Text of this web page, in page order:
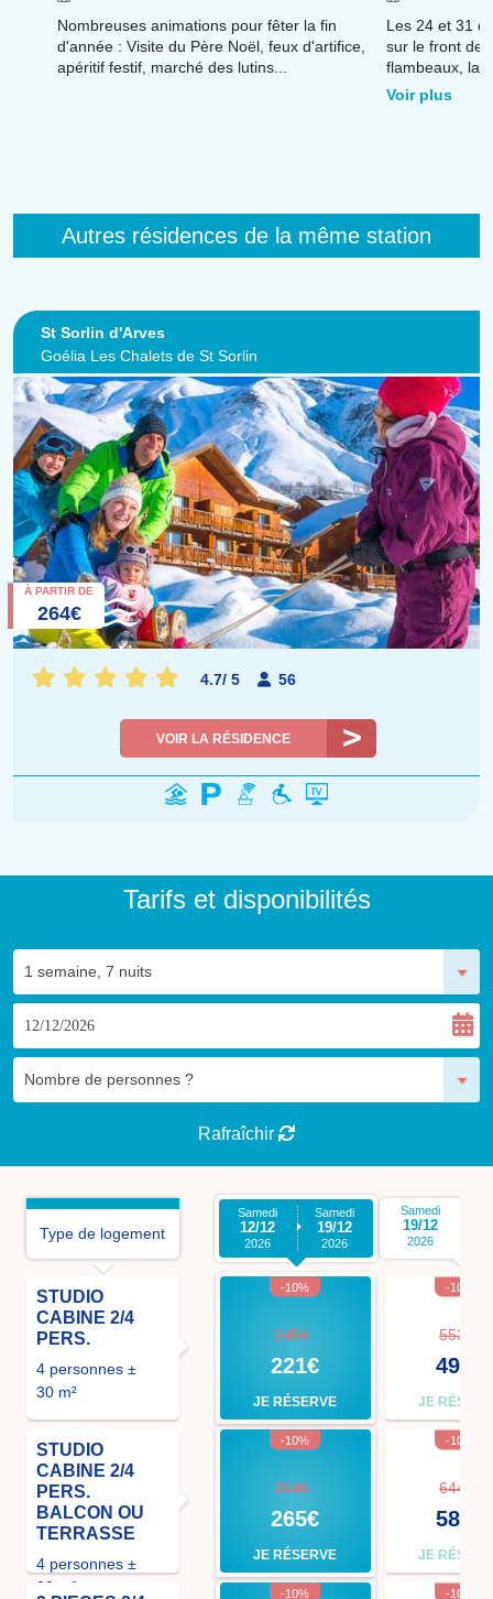
Nombreuses animations pour fêter la fin
d'année : Visite du Père Noël, feux d'artifice,
apéritif festif, marché des lutins...
Les 24 et 31
sur le front de
flambeaux, la
superbe feu
Voir plus
Autres résidences de la même station
St Sorlin d'Arves
Goélia Les Chalets de St Sorlin
À PARTIR DE
264€
4.7/ 5 56
VOIR LA RÉSIDENCE
Tarifs et disponibilités
Rafraîchir
Type de logement
STUDIO
CABINE 2/4
PERS.
4 personnes ±
30 m²
STUDIO
CABINE 2/4
PERS.
BALCON OU
TERRASSE
4 personnes ±
30 m²
Samedi
12/12
2026
Samedi
19/12
2026
-10%
245€
221€
JE RÉSERVE
-10%
294€
265€
JE RÉSERVE
-10%
Samedi
19/12
2026
-10%
553€
498€
JE
-10%
644€
580€
JE
-10%